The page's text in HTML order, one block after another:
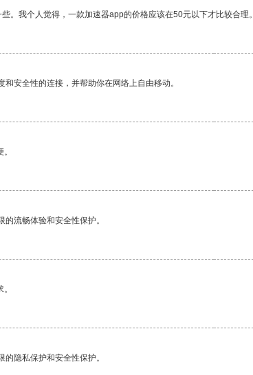
。我个人觉得，一款加速器app的价格应该在50元以下才比较合理。
安全性的连接，并帮助你在网络上自由移动。
流畅体验和安全性保护。
隐私保护和安全性保护。